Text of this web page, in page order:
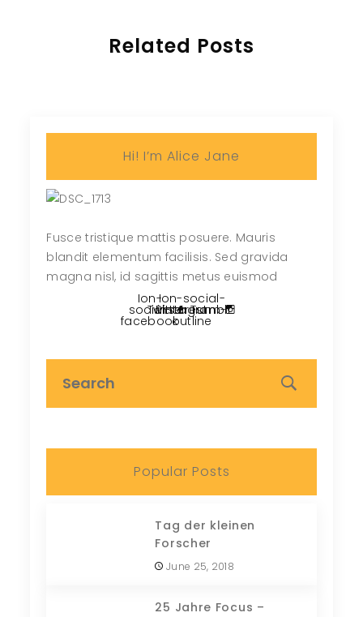
Related Posts
Hi! I’m Alice Jane
Fusce tristique mattis posuere. Mauris
blandit elementum facilisis. Sed gravida
magna nisl, id sagittis metus euismod
Ion-
social-
facebook
Twitter
Pinterest
Ion-social-
instagram-
outline
Tumblr
Popular Posts
Tag der kleinen
Forscher
June 25, 2018
25 Jahre Focus –